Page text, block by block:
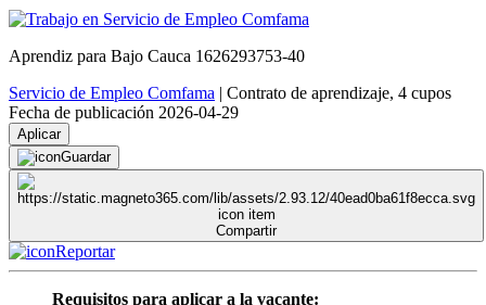
Aprendiz para Bajo Cauca 1626293753-40
Servicio de Empleo Comfama | Contrato de aprendizaje, 4 cupos
Fecha de publicación 2026-04-29
Aplicar
Guardar
Compartir
Reportar
Requisitos para aplicar a la vacante: